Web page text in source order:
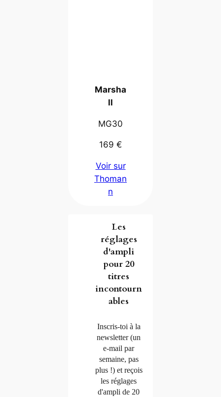
Marsha
ll
MG30
169 €
Voir sur
Thoman
n
Les
réglages
d'ampli
pour 20
titres
incontourn
ables
Inscris-toi à la
newsletter (un
e-mail par
semaine, pas
plus !) et reçois
les réglages
d'ampli de 20